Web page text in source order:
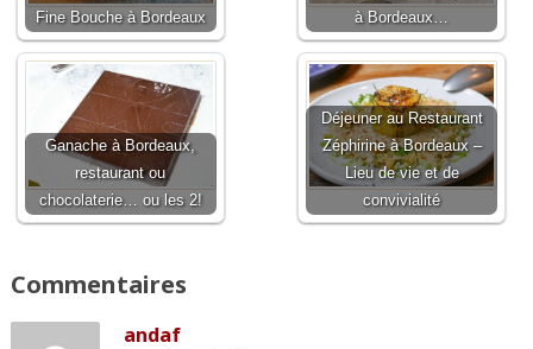
Fine Bouche à Bordeaux
à Bordeaux…
Ganache à Bordeaux,
restaurant ou
chocolaterie… ou les 2!
Déjeuner au Restaurant
Zéphirine à Bordeaux –
Lieu de vie et de
convivialité
Commentaires
andaf